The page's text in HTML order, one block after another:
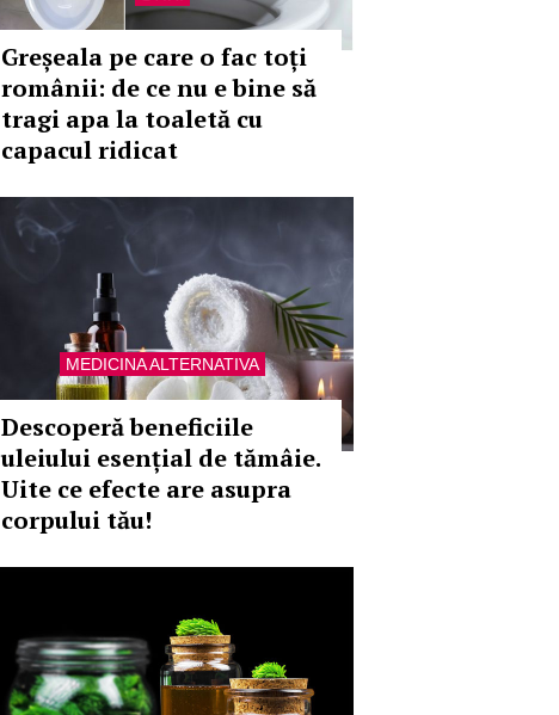
Greșeala pe care o fac toți
românii: de ce nu e bine să
tragi apa la toaletă cu
capacul ridicat
MEDICINA ALTERNATIVA
Descoperă beneficiile
uleiului esențial de tămâie.
Uite ce efecte are asupra
corpului tău!